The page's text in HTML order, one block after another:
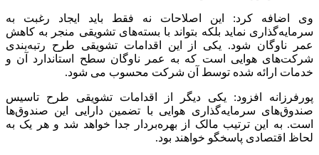
وی اضافه کرد: این اصلاحات نه فقط باید ایجاد رغبت به
سرمایه‌گذاری نماید بلکه بتواند با بسته‌های تشویقی منجر به کاهش
عمر ناوگان شود. یکی از این اقدامات تشویقی طرح رتبه‌بندی
شرکت‌های هوایی است که به عمر ناوگان سطح استاندارد آن و
خدمات ارائه شده توسط آن شرکت محسوب می شود.
پورفرزانه افزود: یکی دیگر از اقدامات تشویقی طرح تاسیس
صندوق‌های سرمایه‌گذاری هوایی با تضمین دارایی این صندوق‌ها
است. به این ترتیب مالک از بهره‌بردار جدا خواهد شد و هر یک به
لحاظ اقتصادی پاسخگو خواهند بود.